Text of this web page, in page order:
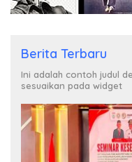
Berita Terbaru
Ini adalah contoh judul
sesuaikan pada widget